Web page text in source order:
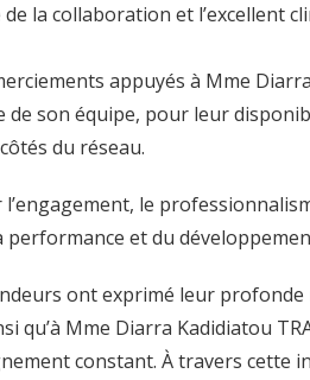
la collaboration et l’excellent
appuyés à Mme
de son équipe, pour leur
du réseau.
le
et du
ont exprimé leur
qu’à Mme Diarra Kadidiatou
constant. À travers cette